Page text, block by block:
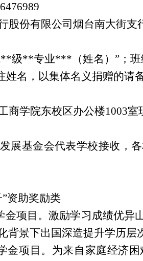
股份有限公司烟台南大街支
级**专业***（姓名）” ；
姓名，以集体名义捐赠的请
商学院东校区办公楼1003室
展基金会代表学校接收，
资助奖励类
金项目。激励学习成绩优
背景下出国深造提升学历层
金项目。为来自家庭经济